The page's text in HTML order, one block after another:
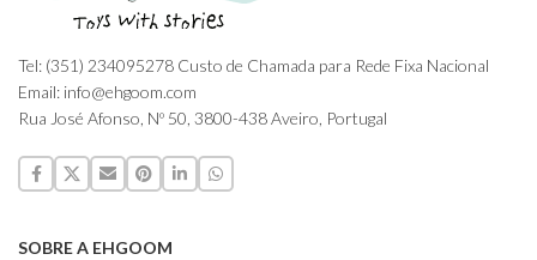
Tel: (351) 234095278 Custo de Chamada para Rede Fixa Nacional
Email: info@ehgoom.com
Rua José Afonso, Nº 50, 3800-438 Aveiro, Portugal
SOBRE A EHGOOM